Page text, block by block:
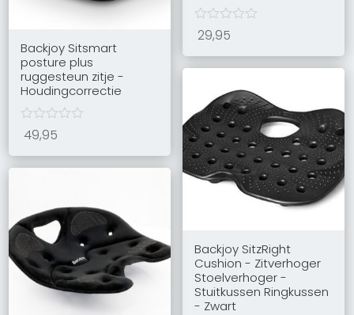
29,95
Backjoy Sitsmart
posture plus
ruggesteun zitje -
Houdingcorrectie
49,95
Backjoy SitzRight
Cushion - Zitverhoger
Stoelverhoger -
Stuitkussen Ringkussen
- Zwart